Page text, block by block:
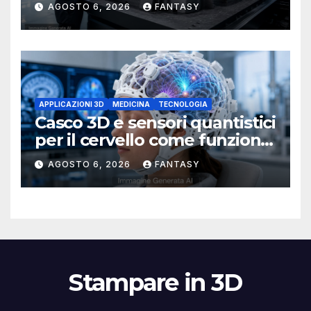
AGOSTO 6, 2026 FANTASY
APPLICAZIONI 3D MEDICINA TECNOLOGIA
Casco 3D e sensori quantistici
per il cervello come funziona
l’OPM-MEG
AGOSTO 6, 2026 FANTASY
Stampare in 3D